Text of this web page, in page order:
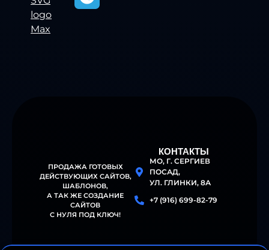
ПРОДАЖА ГОТОВЫХ
ДЕЙСТВУЮЩИХ САЙТОВ,
ШАБЛОНОВ,
А ТАК ЖЕ СОЗДАНИЕ
САЙТОВ
С НУЛЯ ПОД КЛЮЧ!
КОНТАКТЫ
МО, Г. СЕРГИЕВ
ПОСАД,
УЛ. ГЛИНКИ, 8А
+7 (916) 699-82-79